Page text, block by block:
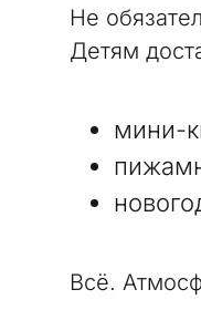
Не
Детям
мини-
Всё.